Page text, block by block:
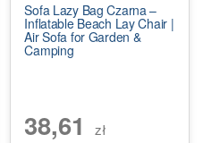
Sofa Lazy Bag Czarna –
Inflatable Beach Lay Chair |
Air Sofa for Garden &
Camping
38,61 zł